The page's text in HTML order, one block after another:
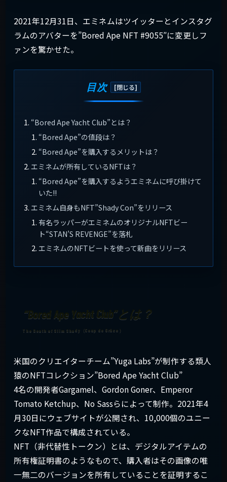
2021年12月31日、エミネムはツイッターとインスタグ
ラムのアバターを”Bored Ape NFT #9055″に変更しフ
ァンを驚かせた。
目次
“Bored Ape Yacht Club”とは？
“Bored Ape”の値段は？
“Bored Ape”を購入するメリットは？
エミネムが所有しているNFTは？
“Bored Ape”を購入するようエミネムに呼び掛けて
いた!!
エミネム自身もNFT”Shady Con”をリリース
有名ラッパーがエミネムのオリジナルNFTビー
ト“STAN’S REVENGE”を落札
エミネムのNFTビートを使って新曲をリリース
“Bored Ape Yacht Club”とは？
米国のクリエイターチーム”Yuga Labs”が制作する類人
猿のNFTコレクション”Bored Ape Yacht Club”
4名の開発者Gargamel、Gordon Goner、Emperor
Tomato Ketchup、No Sassらによって制作。2021年4
月30日にウェブサイトが公開され、10,000個のユニー
クなNFT作品で構成されている。
NFT（非代替性トークン）とは、デジタルアイテムの
所有権証明書のようなもので、購入者はその画像の唯
一無二のバージョンを所有していることを証明するこ